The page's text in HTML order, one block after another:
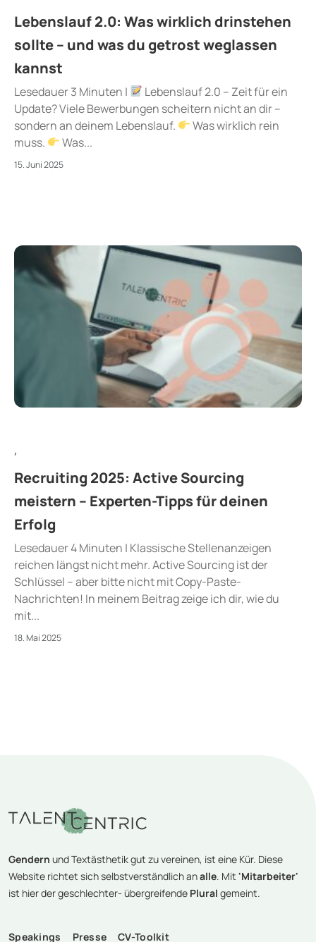
Lebenslauf 2.0: Was wirklich drinstehen
sollte – und was du getrost weglassen
kannst
Lesedauer 3 Minuten |
Lebenslauf 2.0 – Zeit für ein
Update? Viele Bewerbungen scheitern nicht an dir –
sondern an deinem Lebenslauf.
Was wirklich rein
muss.
Was...
15. Juni 2025
,
Recruiting 2025: Active Sourcing
meistern – Experten-Tipps für deinen
Erfolg
Lesedauer 4 Minuten | Klassische Stellenanzeigen
reichen längst nicht mehr. Active Sourcing ist der
Schlüssel – aber bitte nicht mit Copy-Paste-
Nachrichten! In meinem Beitrag zeige ich dir, wie du
mit...
18. Mai 2025
Gendern und Textästhetik gut zu vereinen, ist eine Kür. Diese
Website richtet sich selbstverständlich analle. Mit 'Mitarbeiter'
ist hier der geschlechter- übergreifende Plural gemeint.
Speakings Presse CV-Toolkit